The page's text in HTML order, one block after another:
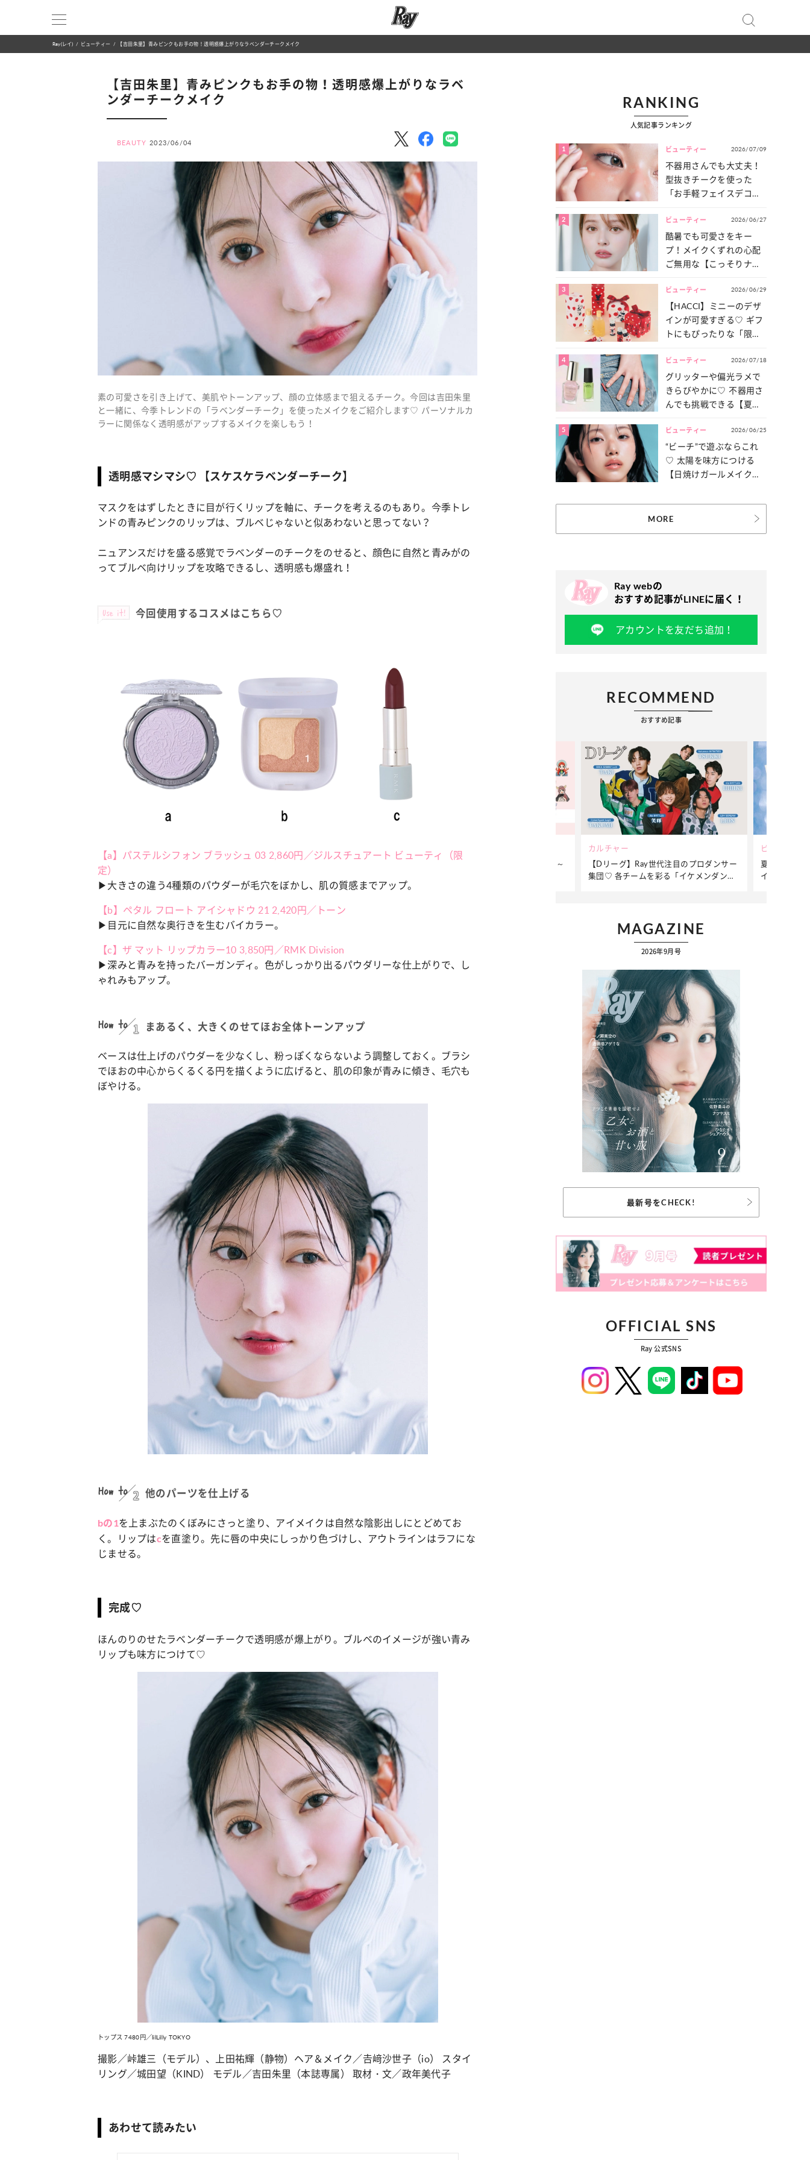
Ray(レイ) ビューティー 【吉田朱里】青みピンクもお手の物！透明感爆上がりなラベンダーチークメイク
【吉田朱里】青みピンクもお手の物！透明感爆上がりなラベ
ンダーチークメイク
BEAUTY 2023/06/04
素の可愛さを引き上げて、美肌やトーンアップ、顔の立体感まで狙えるチーク。今回は吉田朱里
と一緒に、今季トレンドの「ラベンダーチーク」を使ったメイクをご紹介します♡ パーソナルカ
ラーに関係なく透明感がアップするメイクを楽しもう！
透明感マシマシ♡ 【スケスケラベンダーチーク】
マスクをはずしたときに目が行くリップを軸に、チークを考えるのもあり。今季トレ
ンドの青みピンクのリップは、ブルベじゃないと似あわないと思ってない？
ニュアンスだけを盛る感覚でラベンダーのチークをのせると、顔色に自然と青みがの
ってブルベ向けリップを攻略できるし、透明感も爆盛れ！
Use it! 今回使用するコスメはこちら♡
【a】パステルシフォン ブラッシュ 03 2,860円／ジルスチュアート ビューティ（限
定）
▶大きさの違う4種類のパウダーが毛穴をぼかし、肌の質感までアップ。
【b】ペタル フロート アイシャドウ 21 2,420円／トーン
▶目元に自然な奥行きを生むバイカラー。
【c】ザ マット リップカラー10 3,850円／RMK Division
▶深みと青みを持ったバーガンディ。色がしっかり出るパウダリーな仕上がりで、し
ゃれみもアップ。
How to 1 まあるく、大きくのせてほお全体トーンアップ
ベースは仕上げのパウダーを少なくし、粉っぽくならないよう調整しておく。ブラシ
でほおの中心からくるくる円を描くように広げると、肌の印象が青みに傾き、毛穴も
ぼやける。
How to 2 他のパーツを仕上げる
bの1を上まぶたのくぼみにさっと塗り、アイメイクは自然な陰影出しにとどめてお
く。リップはcを直塗り。先に唇の中央にしっかり色づけし、アウトラインはラフにな
じませる。
完成♡
ほんのりのせたラベンダーチークで透明感が爆上がり。ブルベのイメージが強い青み
リップも味方につけて♡
トップス 7480円／lilLilly TOKYO
撮影／峠雄三（モデル）、上田祐輝（静物）ヘア＆メイク／𠮷﨑沙世子（io） スタイ
リング／城田望（KIND） モデル／吉田朱里（本誌専属） 取材・文／政年美代子
あわせて読みたい
RANKING
人気記事ランキング
1 ビューティー 2026/07/09
不器用さんでも大丈夫！
型抜きチークを使った
「お手軽フェイスデコ」
2 ビューティー 2026/06/27
酷暑でも可愛さをキー
プ！メイクくずれの心配
ご無用な【こっそりナチ
3 ビューティー 2026/06/29
【HACCI】ミニーのデザ
インが可愛すぎる♡ ギフ
トにもぴったりな「限定
4 ビューティー 2026/07/18
グリッターや偏光ラメで
きらびやかに♡ 不器用さ
んでも挑戦できる【夏ネ
5 ビューティー 2026/06/25
“ビーチ”で遊ぶならこれ
♡ 太陽を味方につける
【日焼けガールメイク】
MORE
Ray webの
おすすめ記事がLINEに届く！
アカウントを友だち追加！
RECOMMEND
おすすめ記事
“憧れワンピ”を着るきっかけに♡ おしゃ
れ女子が夢中な「ヌン活」の楽しみ方
【12星座別】今月の恋愛運♡ 7月23日～
【Dリーグ】Ray世代注目のプロダンサー
ビューティー
夏だからこそ“水分”が大切！くずれないメ
イクをつくる【保湿ケア】アイテム3選
ファッショ
簡単アレン
ぷりの【そ
MAGAZINE
2026年9月号
最新号をCHECK!
OFFICIAL SNS
Ray 公式SNS